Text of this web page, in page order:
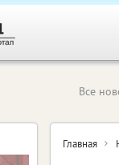
Все
Главная